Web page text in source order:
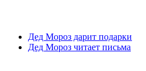
Дед Мороз дарит подарки
Дед Мороз читает письма